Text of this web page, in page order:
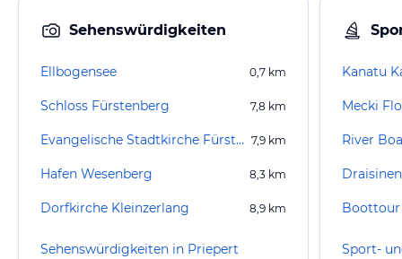
Sehenswürdigkeiten
Ellbogensee 0,7 km
Schloss Fürstenberg 7,8 km
Evangelische Stadtkirche Fürstenberg/Havel 7,9 km
Hafen Wesenberg 8,3 km
Dorfkirche Kleinzerlang 8,9 km
Sehenswürdigkeiten in Priepert
Kanatu
Mecki
River